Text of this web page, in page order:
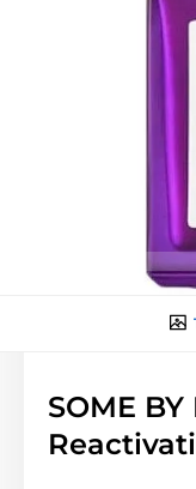
SOME